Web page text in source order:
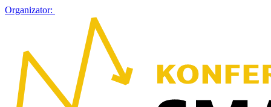
Organizator: